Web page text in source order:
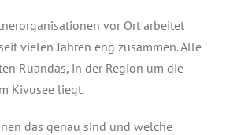
vor Ort arbeitet
vielen Jahren eng zusammen. Alle
Ruandas, in der Region um die
Kivusee liegt.
das genau sind und welche